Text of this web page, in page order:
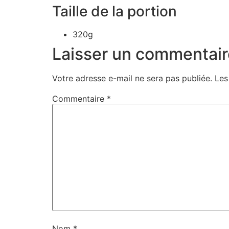
Taille de la portion
320g
Laisser un
Votre adresse e-mail ne sera pas publiée.
Commentaire *